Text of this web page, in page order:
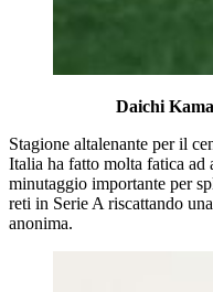
Daichi
Stagione altalenante per il
Italia ha fatto molta fatica ad
minutaggio importante per
reti in Serie A riscattando
anonima.